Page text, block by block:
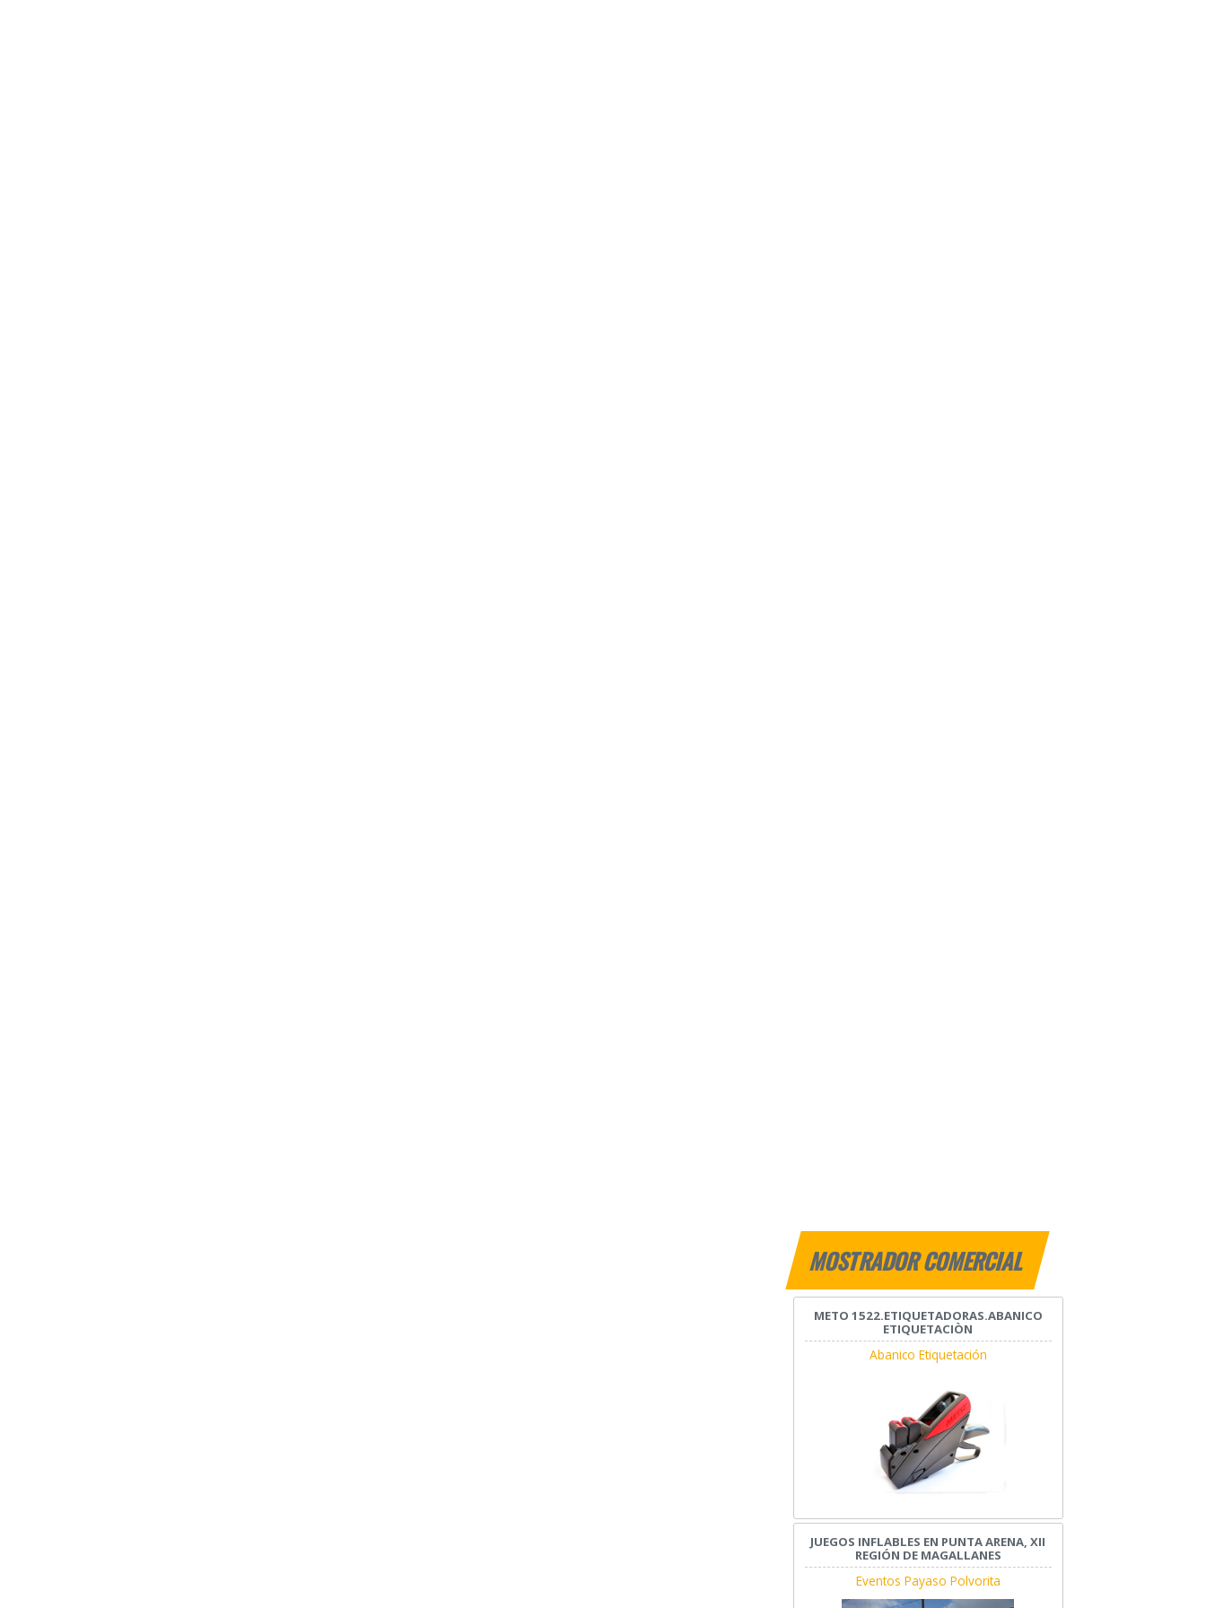
MOSTRADOR COMERCIAL
METO 1522.ETIQUETADORAS.ABANICO
ETIQUETACIÒN
Abanico Etiquetación
JUEGOS INFLABLES EN PUNTA ARENA, XII
REGIÓN DE MAGALLANES
Eventos Payaso Polvorita